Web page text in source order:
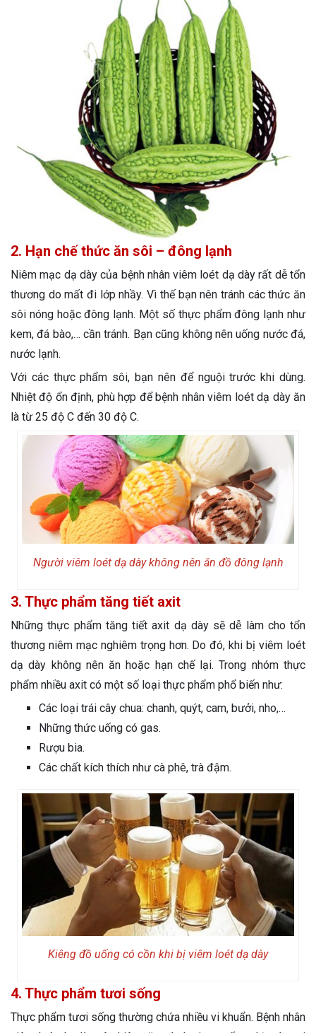
2. Hạn chế thức ăn sôi – đông lạnh
Niêm mạc dạ dày của bệnh nhân viêm loét dạ dày rất dễ tổn
thương do mất đi lớp nhầy. Vì thế bạn nên tránh các thức ăn
sôi nóng hoặc đông lạnh. Một số thực phẩm đông lạnh như
kem, đá bào,… cần tránh. Bạn cũng không nên uống nước đá,
nước lạnh.
Với các thực phẩm sôi, bạn nên để nguội trước khi dùng.
Nhiệt độ ổn định, phù hợp để bệnh nhân viêm loét dạ dày ăn
là từ 25 độ C đến 30 độ C.
Người viêm loét dạ dày không nên ăn đồ đông lạnh
3. Thực phẩm tăng tiết axit
Những thực phẩm tăng tiết axit dạ dày sẽ dễ làm cho tổn
thương niêm mạc nghiêm trọng hơn. Do đó, khi bị viêm loét
dạ dày không nên ăn hoặc hạn chế lại. Trong nhóm thực
phẩm nhiều axit có một số loại thực phẩm phổ biến như:
Các loại trái cây chua: chanh, quýt, cam, bưởi, nho,…
Những thức uống có gas.
Rượu bia.
Các chất kích thích như cà phê, trà đậm.
Kiêng đồ uống có cồn khi bị viêm loét dạ dày
4. Thực phẩm tươi sống
Thực phẩm tươi sống thường chứa nhiều vi khuẩn. Bệnh nhân